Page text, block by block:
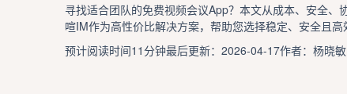
寻找适合团队的免费视频会议App？本文从成本、安全
喧IM作为高性价比解决方案，帮助您选择稳定、安全且高
预计阅读时间11分钟最后更新：2026-04-17作者：杨晓敏